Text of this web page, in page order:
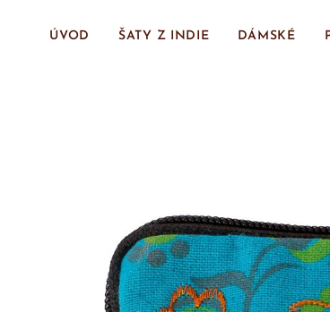
ÚVOD ŠATY Z INDIE DÁMSKÉ